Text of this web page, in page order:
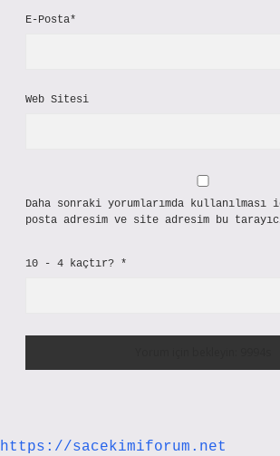
E-Posta*
Web Sitesi
Daha sonraki yorumlarımda kullanılması
posta adresim ve site adresim bu
10 - 4 kaçtır? *
https://sacekimiforum.net